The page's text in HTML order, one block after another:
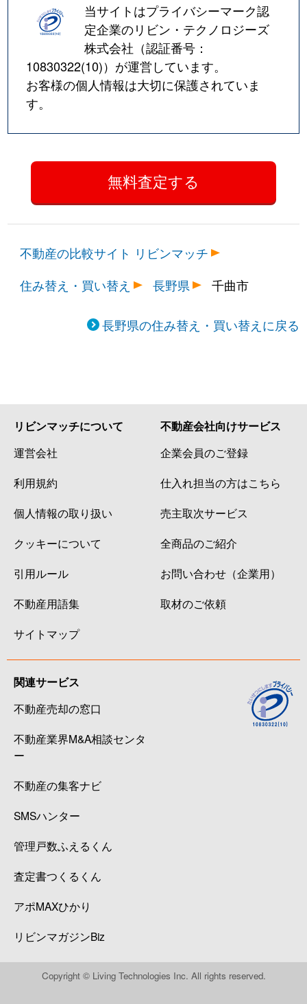
当サイトはプライバシーマーク認
定企業のリビン・テクノロジーズ
株式会社（認証番号：
10830322(10)）が運営しています。
お客様の個人情報は大切に保護されていま
す。
不動産の比較サイト リビンマッチ
住み替え・買い替え
長野県 千曲市
長野県の住み替え・買い替えに戻る
リビンマッチについて
運営会社
利用規約
個人情報の取り扱い
クッキーについて
引用ルール
不動産用語集
サイトマップ
不動産会社向けサービス
企業会員のご登録
仕入れ担当の方はこちら
売主取次サービス
全商品のご紹介
お問い合わせ（企業用）
取材のご依頼
関連サービス
不動産売却の窓口
不動産業界M&A相談センタ
ー
不動産の集客ナビ
SMSハンター
管理戸数ふえるくん
査定書つくるくん
アポMAXひかり
リビンマガジンBiz
Copyright © Living Technologies Inc. All rights reserved.